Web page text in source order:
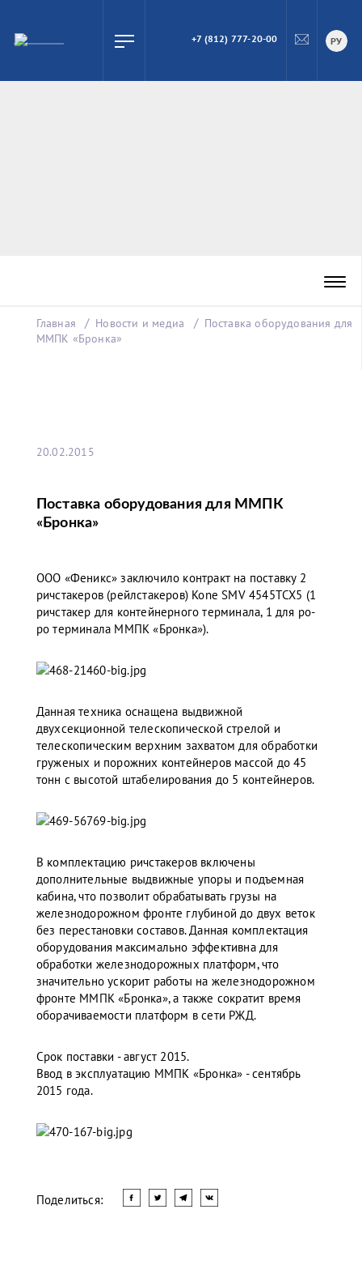
ПОИСК
+7 (812) 777-20-00 РУ
Главная Новости и медиа
Поставка оборудования для
ММПК «Бронка»
20.02.2015
Поставка оборудования для ММПК
«Бронка»
ООО «Феникс» заключило контракт на поставку 2
ричстакеров (рейлстакеров) Kone SMV 4545ТCX5 (1
ричстакер для контейнерного терминала, 1 для ро-
ро терминала ММПК «Бронка»).
Данная техника оснащена выдвижной
двухсекционной телескопической стрелой и
телескопическим верхним захватом для обработки
груженых и порожних контейнеров массой до 45
тонн с высотой штабелирования до 5 контейнеров.
В комплектацию ричстакеров включены
дополнительные выдвижные упоры и подъемная
кабина, что позволит обрабатывать грузы на
железнодорожном фронте глубиной до двух веток
без перестановки составов. Данная комплектация
оборудования максимально эффективна для
обработки железнодорожных платформ, что
значительно ускорит работы на железнодорожном
фронте ММПК «Бронка», а также сократит время
оборачиваемости платформ в сети РЖД.
Срок поставки - август 2015.
Ввод в эксплуатацию ММПК «Бронка» - сентябрь
2015 года.
Поделиться: